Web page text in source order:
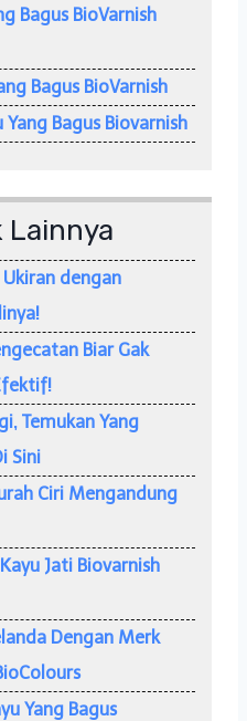
Bagus BioVarnish
Bagus BioVarnish
Bagus Biovarnish
Lainnya
dengan
Biar Gak
Temukan Yang
Sini
Ciri Mengandung
Jati Biovarnish
Dengan Merk
Yang Bagus